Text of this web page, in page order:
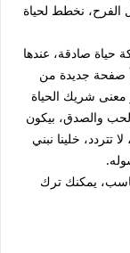
نخطط لحياة
حياة صادقة، عندها
صفحة جديدة من
شريك الحياة
والصدق، بيكون
خلينا نبني
يمكنك ترك